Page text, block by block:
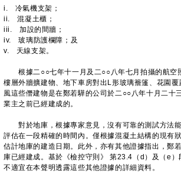
i. 冷氣機支架；
ii. 混凝土櫃；
iii. 加設的間牆；
iv. 玻璃防護欄障；及
v. 天線支架。
根據二○○七年十一月及二○○八年七月拍攝的航空
樓層外牆擴建物、地下車房對出L形玻璃簷篷、花園
風這些僭建物是在鄭若驊的公司於二○○八年十月二十
業主之前已經建成的。
對於地庫，根據專家意見，沒有可靠的測試方法
評估在一段精確的時間內。僅根據混凝土結構的現有
估計地庫的建造日期。此外，亦有其他證據指出，鄭
庫已經建成。基於《檢控守則》 第23.4（d）及（e）
不適宜在本聲明透露這些其他證據的詳細資料。